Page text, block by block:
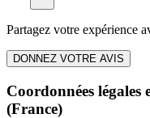
Partagez votre expérience
DONNEZ VOTRE AVIS
Coordonnées légales
(France)